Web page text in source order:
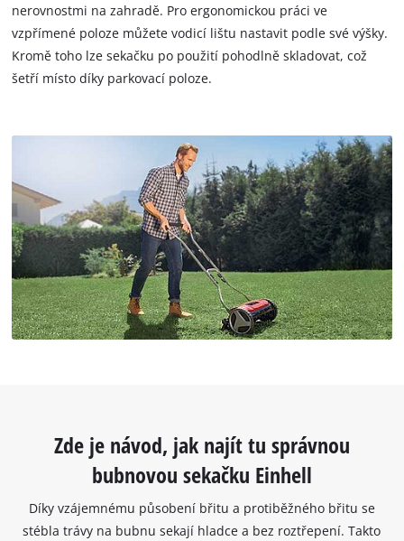
nerovnostmi na zahradě. Pro ergonomickou práci ve
vzpřímené poloze můžete vodicí lištu nastavit podle své výšky.
Kromě toho lze sekačku po použití pohodlně skladovat, což
šetří místo díky parkovací poloze.
Zde je návod, jak najít tu správnou
bubnovou sekačku Einhell
Díky vzájemnému působení břitu a protiběžného břitu se
stébla trávy na bubnu sekají hladce a bez roztřepení. Takto